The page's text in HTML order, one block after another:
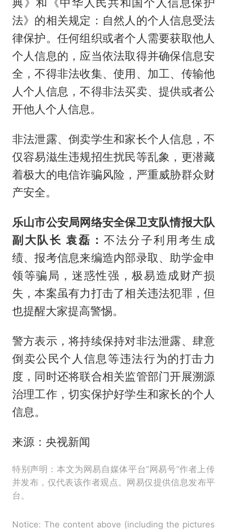
法》的相关规定：自然人的个人信息受法
律保护。任何组织或者个人需要获取他人
个人信息的，应当依法取得并确保信息安
全，不得非法收集、使用、加工、传输他
人个人信息，不得非法买卖、提供或者公
开他人个人信息。
非法泄露、倒卖学生和家长个人信息，不
仅容易滋生违规招生扰民等乱象，更潜藏
着极大的电信诈骗风险，严重威胁群众财
产安全。
乐山市公安局网络安全保卫支队情报大队
副大队长 袁磊： 不法分子利用考生成
绩、报考信息来编造内部录取、助学金申
领等骗局，迷惑性强，极易造成财产损
失，本案虽有力打击了相关违法犯罪，但
也提醒大家提高警惕。
警方表示，将持续保持对非法泄露、肆意
倒卖公民个人信息等违法行为的打击力
度，同时还将联合相关监管部门开展溯源
治理工作，切实保护好学生和家长的个人
信息。
来源：央视新闻
特别声明：本文为网易自媒体平台“网易号”作者上传
并发布，仅代表该作者观点。网易仅提供信息发布平
台。
Notice: The content above (including the pictures